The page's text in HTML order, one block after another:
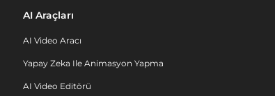
AI Araçları
AI Video Aracı
Yapay Zeka Ile Animasyon Yapma
AI Video Editörü